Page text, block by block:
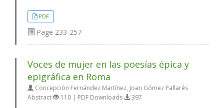
PDF
Page 233-257
Voces de mujer en las poesías épica y
epigráfica en Roma
Concepción Fernández Martínez, Joan Gómez Pallarés
Abstract
110 | PDF Downloads 397